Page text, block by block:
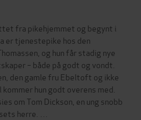
fra pikehjemmet og begynt i
er tjenestepike hos den
og hun får stadig nye
– både på godt og vondt.
den gamle fru Ebeltoft og ikke
hun godt overens med.
om Tom Dickson, en ung snobb
herre. …